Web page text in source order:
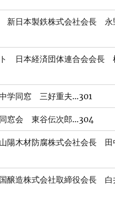
新日本製鉄株式会社会長 永
ト 日本経済団体連合会会長
学同窓 三好重夫…301
窓会 東谷伝次郎…304
陽木材防腐株式会社会長 田
醸造株式会社取締役会長 白